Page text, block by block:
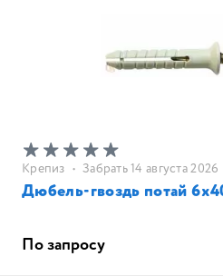
Крепиз • Забрать 14 августа 2026
Дюбель-гвоздь потай
По запросу